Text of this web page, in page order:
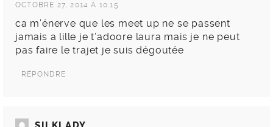
OCTOBRE 27, 2014 À 10:15
ca m’énerve que les meet up ne se passent
jamais a lille je t’adoore laura mais je ne peut
pas faire le trajet je suis dégoutée
RÉPONDRE